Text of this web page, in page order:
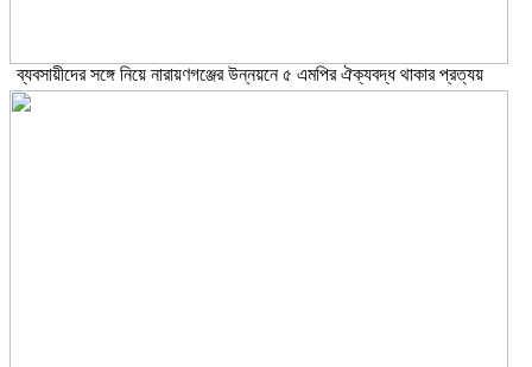
ব্যবসায়ীদের সঙ্গে নিয়ে নারায়ণগঞ্জের উন্নয়নে ৫ এমপির ঐক্যবদ্ধ থাকার প্রত্যয়